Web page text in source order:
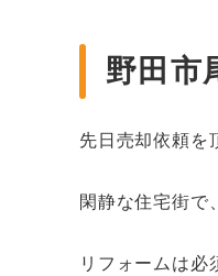
野田市
先日売却依頼を
閑静な住宅街で
リフォームは必